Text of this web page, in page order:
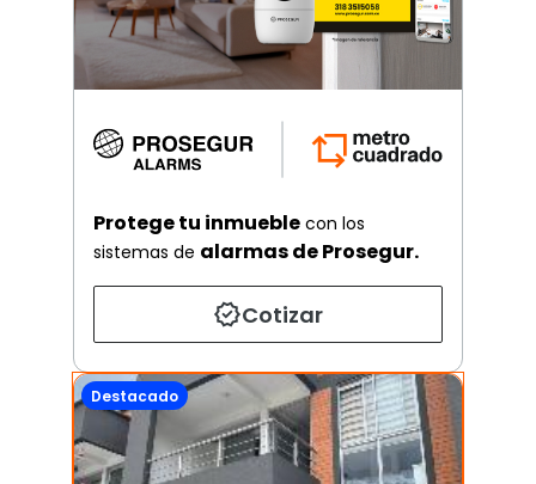
Protege tu inmueble con los
sistemas de alarmas de Prosegur.
Cotizar
Destacado